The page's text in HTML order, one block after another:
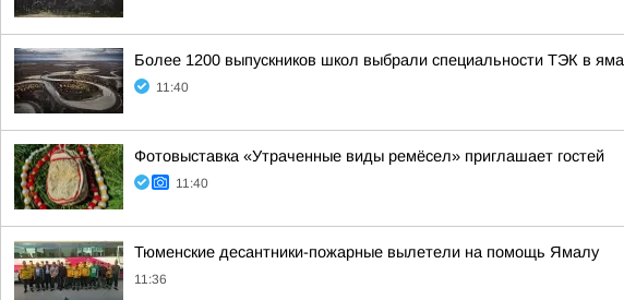
Более 1200 выпускников школ выбрали специальности ТЭК в
11:40
Фотовыставка «Утраченные виды ремёсел» приглашает гостей
11:40
Тюменские десантники-пожарные вылетели на помощь Ямалу
11:36